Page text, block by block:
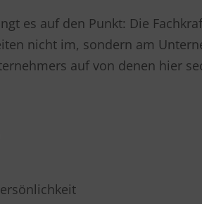
es auf den Punkt: Die
nicht im, sondern am
auf von denen hier